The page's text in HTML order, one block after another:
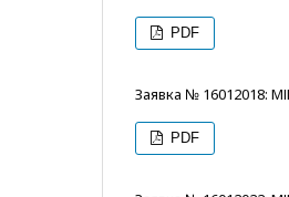
PDF
Заявка № 16012018:
PDF